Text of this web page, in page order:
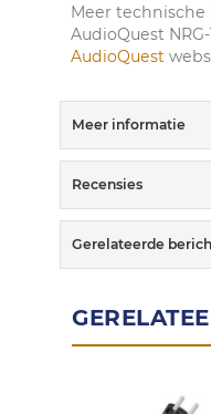
Meer
AudioQuest
AudioQuest
Meer informatie
Recensies
Gerelateerde